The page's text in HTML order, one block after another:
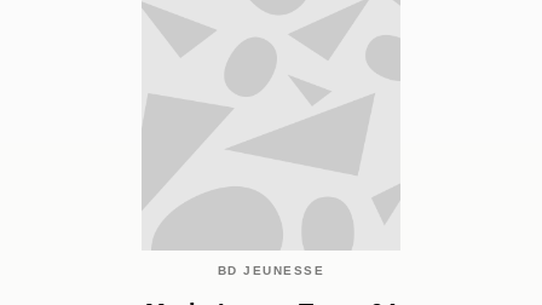
BD JEUNESSE